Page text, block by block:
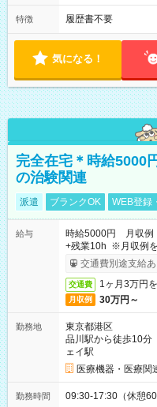
特徴 履歴書不要
気になる！
完全在宅＊時給5000
の治験関連
派遣 ブランクOK WEB登録
給与
時給5000円 月収例
+残業10h ※月収例
取りサービス利用可
交通費別途支給あ
交通費 1ヶ月3万円
月収例 30万円～
勤務地
東京都港区
品川駅から徒歩10分
ェイ駅
医療機器・医療関
勤務時間 09:30-17:30（休憩